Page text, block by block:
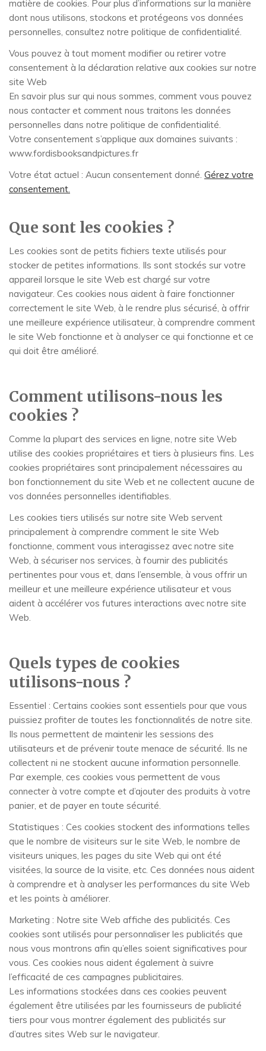
matière de cookies. Pour plus d’informations sur la manière
dont nous utilisons, stockons et protégeons vos données
personnelles, consultez notre politique de confidentialité.
Vous pouvez à tout moment modifier ou retirer votre
consentement à la déclaration relative aux cookies sur notre
site Web
En savoir plus sur qui nous sommes, comment vous pouvez
nous contacter et comment nous traitons les données
personnelles dans notre politique de confidentialité.
Votre consentement s’applique aux domaines suivants :
www.fordisbooksandpictures.fr
Votre état actuel : Aucun consentement donné. Gérez votre
consentement.
Que sont les cookies ?
Les cookies sont de petits fichiers texte utilisés pour
stocker de petites informations. Ils sont stockés sur votre
appareil lorsque le site Web est chargé sur votre
navigateur. Ces cookies nous aident à faire fonctionner
correctement le site Web, à le rendre plus sécurisé, à offrir
une meilleure expérience utilisateur, à comprendre comment
le site Web fonctionne et à analyser ce qui fonctionne et ce
qui doit être amélioré.
Comment utilisons-nous les
cookies ?
Comme la plupart des services en ligne, notre site Web
utilise des cookies propriétaires et tiers à plusieurs fins. Les
cookies propriétaires sont principalement nécessaires au
bon fonctionnement du site Web et ne collectent aucune de
vos données personnelles identifiables.
Les cookies tiers utilisés sur notre site Web servent
principalement à comprendre comment le site Web
fonctionne, comment vous interagissez avec notre site
Web, à sécuriser nos services, à fournir des publicités
pertinentes pour vous et, dans l’ensemble, à vous offrir un
meilleur et une meilleure expérience utilisateur et vous
aident à accélérer vos futures interactions avec notre site
Web.
Quels types de cookies
utilisons-nous ?
Essentiel : Certains cookies sont essentiels pour que vous
puissiez profiter de toutes les fonctionnalités de notre site.
Ils nous permettent de maintenir les sessions des
utilisateurs et de prévenir toute menace de sécurité. Ils ne
collectent ni ne stockent aucune information personnelle.
Par exemple, ces cookies vous permettent de vous
connecter à votre compte et d’ajouter des produits à votre
panier, et de payer en toute sécurité.
Statistiques : Ces cookies stockent des informations telles
que le nombre de visiteurs sur le site Web, le nombre de
visiteurs uniques, les pages du site Web qui ont été
visitées, la source de la visite, etc. Ces données nous aident
à comprendre et à analyser les performances du site Web
et les points à améliorer.
Marketing : Notre site Web affiche des publicités. Ces
cookies sont utilisés pour personnaliser les publicités que
nous vous montrons afin qu’elles soient significatives pour
vous. Ces cookies nous aident également à suivre
l’efficacité de ces campagnes publicitaires.
Les informations stockées dans ces cookies peuvent
également être utilisées par les fournisseurs de publicité
tiers pour vous montrer également des publicités sur
d’autres sites Web sur le navigateur.